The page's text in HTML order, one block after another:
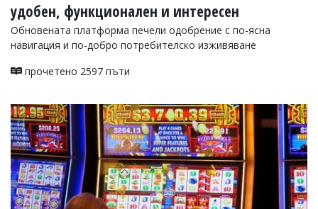
удобен, функционален и интересен
Обновената платформа печели одобрение с по-ясна
навигация и по-добро потребителско изживяване
прочетено 2597 пъти